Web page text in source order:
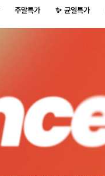
주말특가 ✨ 균일특가